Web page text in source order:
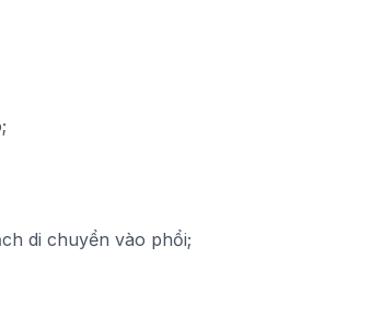
di chuyển vào phổi;